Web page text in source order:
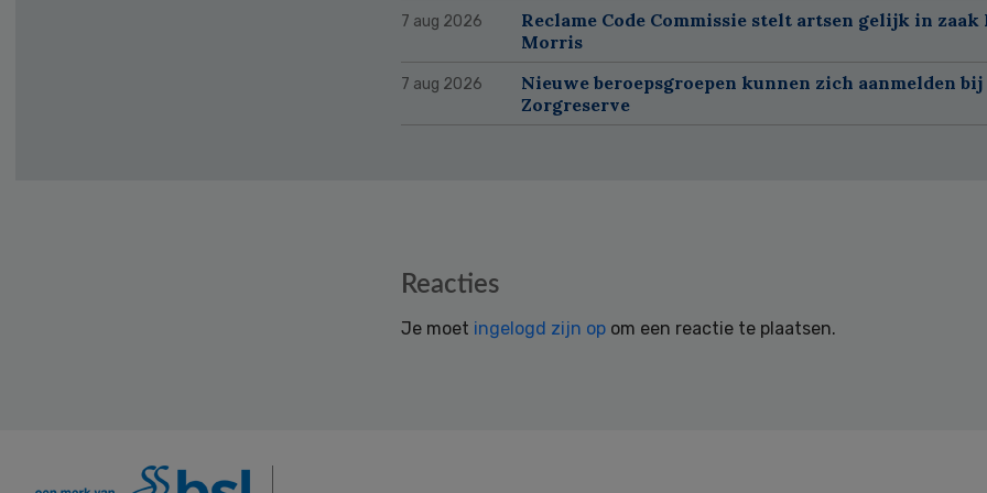
7 aug 2026
Reclame Code Commissie stelt artsen gelijk in
Morris
7 aug 2026
Nieuwe beroepsgroepen kunnen zich aanmelden
Zorgreserve
Reacties
Je moet ingelogd zijn op om een reactie te plaatsen.